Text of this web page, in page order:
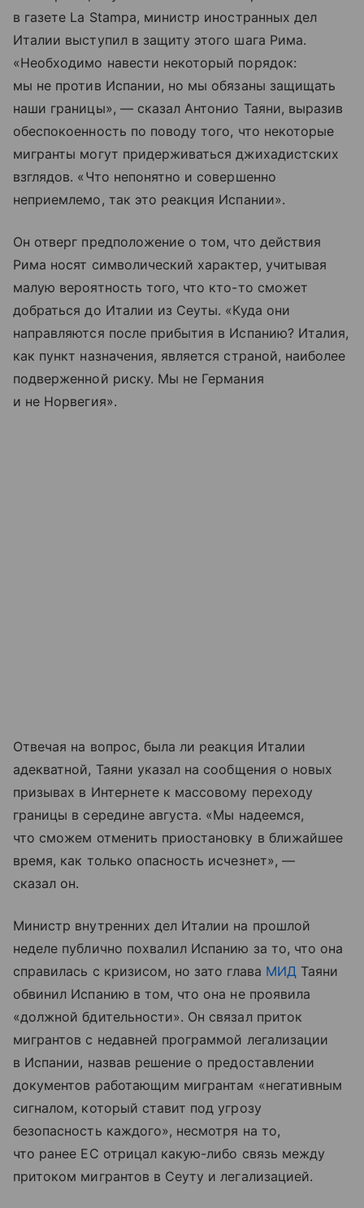
в газете La Stampa, министр иностранных дел
Италии выступил в защиту этого шага Рима.
«Необходимо навести некоторый порядок:
мы не против Испании, но мы обязаны защищать
наши границы», — сказал Антонио Таяни, выразив
обеспокоенность по поводу того, что некоторые
мигранты могут придерживаться джихадистских
взглядов. «Что непонятно и совершенно
неприемлемо, так это реакция Испании».
Он отверг предположение о том, что действия
Рима носят символический характер, учитывая
малую вероятность того, что кто-то сможет
добраться до Италии из Сеуты. «Куда они
направляются после прибытия в Испанию? Италия,
как пункт назначения, является страной, наиболее
подверженной риску. Мы не Германия
и не Норвегия».
Отвечая на вопрос, была ли реакция Италии
адекватной, Таяни указал на сообщения о новых
призывах в Интернете к массовому переходу
границы в середине августа. «Мы надеемся,
что сможем отменить приостановку в ближайшее
время, как только опасность исчезнет», —
сказал он.
Министр внутренних дел Италии на прошлой
неделе публично похвалил Испанию за то, что она
справилась с кризисом, но зато глава МИД Таяни
обвинил Испанию в том, что она не проявила
«должной бдительности». Он связал приток
мигрантов с недавней программой легализации
в Испании, назвав решение о предоставлении
документов работающим мигрантам «негативным
сигналом, который ставит под угрозу
безопасность каждого», несмотря на то,
что ранее ЕС отрицал какую-либо связь между
притоком мигрантов в Сеуту и легализацией.